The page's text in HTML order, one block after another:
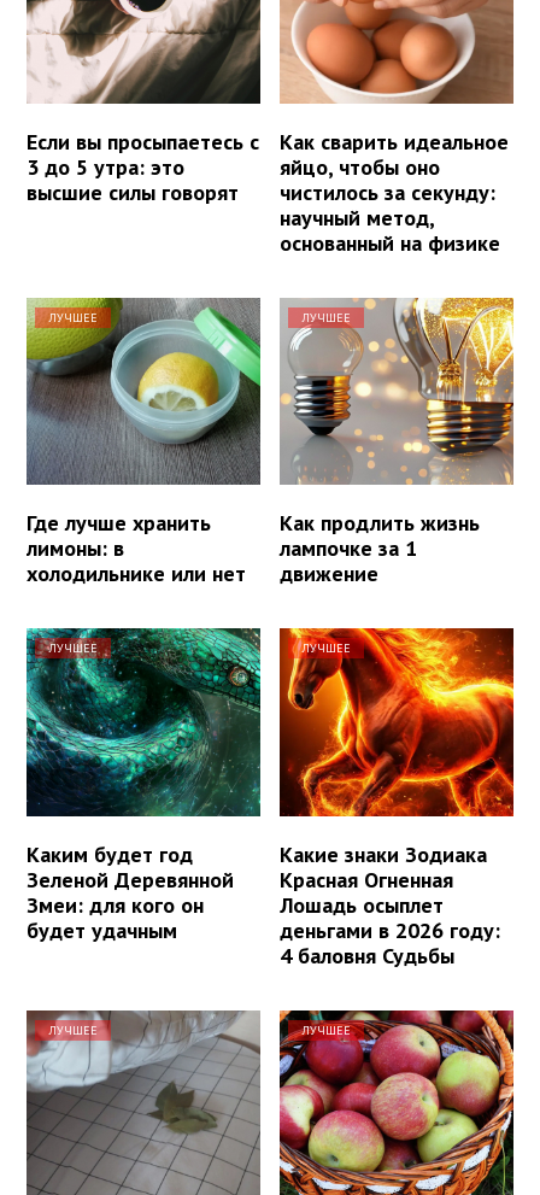
Если вы просыпаетесь с
3 до 5 утра: это
высшие силы говорят
Как сварить идеальное
яйцо, чтобы оно
чистилось за секунду:
научный метод,
основанный на физике
ЛУЧШЕЕ
Где лучше хранить
лимоны: в
холодильнике или нет
ЛУЧШЕЕ
Как продлить жизнь
лампочке за 1
движение
ЛУЧШЕЕ
Каким будет год
Зеленой Деревянной
Змеи: для кого он
будет удачным
ЛУЧШЕЕ
Какие знаки Зодиака
Красная Огненная
Лошадь осыплет
деньгами в 2026 году:
4 баловня Судьбы
ЛУЧШЕЕ ЛУЧШЕЕ